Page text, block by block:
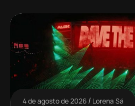
4 de agosto de 2026 Lorena Sá